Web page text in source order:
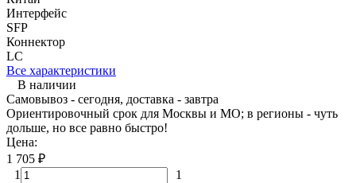
Интерфейс
SFP
Коннектор
LC
Все характеристики
В наличии
Самовывоз - сегодня, доставка - завтра
Ориентировочный срок для Москвы и МО; в регионы - чуть
дольше, но все равно быстро!
Цена:
1 705 ₽
1
1